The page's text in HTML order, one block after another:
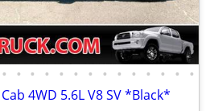
• • • • • • • • • • • • • •
4WD 5.6L V8 SV *Black*